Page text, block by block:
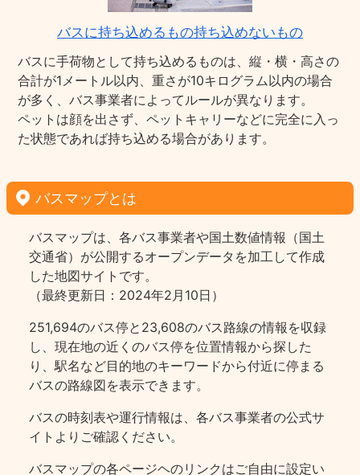
バスに持ち込めるもの持ち込めないもの
バスに手荷物として持ち込めるものは、縦・横・高さの
合計が1メートル以内、重さが10キログラム以内の場合
が多く、バス事業者によってルールが異なります。
ペットは顔を出さず、ペットキャリーなどに完全に入っ
た状態であれば持ち込める場合があります。
バスマップとは
バスマップは、各バス事業者や国土数値情報（国土
交通省）が公開するオープンデータを加工して作成
した地図サイトです。
（最終更新日：2024年2月10日）
251,694のバス停と23,608のバス路線の情報を収録
し、現在地の近くのバス停を位置情報から探した
り、駅名など目的地のキーワードから付近に停まる
バスの路線図を表示できます。
バスの時刻表や運行情報は、各バス事業者の公式サ
イトよりご確認ください。
バスマップの各ページヘのリンクはご自由に設定い